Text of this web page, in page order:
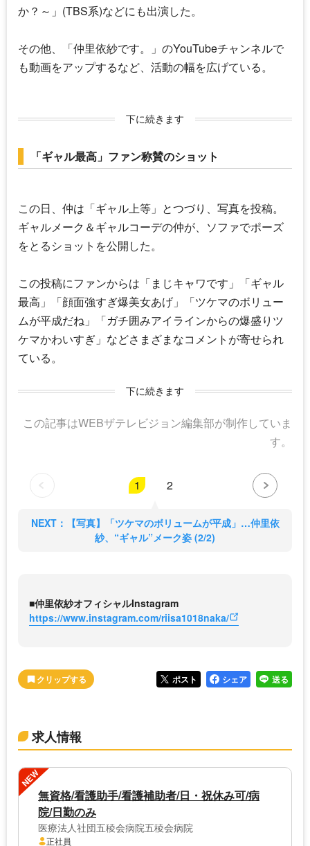
か？～」(TBS系)などにも出演した。
その他、「仲里依紗です。」のYouTubeチャンネルで
も動画をアップするなど、活動の幅を広げている。
下に続きます
「ギャル最高」ファン称賛のショット
この日、仲は「ギャル上等」とつづり、写真を投稿。
ギャルメーク＆ギャルコーデの仲が、ソファでポーズ
をとるショットを公開した。
この投稿にファンからは「まじキャワです」「ギャル
最高」「顔面強すぎ爆美女あげ」「ツケマのボリュー
ムが平成だね」「ガチ囲みアイラインからの爆盛りツ
ケマかわいすぎ」などさまざまなコメントが寄せられ
ている。
下に続きます
この記事はWEBザテレビジョン編集部が制作していま
す。
1 2
NEXT：【写真】「ツケマのボリュームが平成」…仲里依
紗、“ギャル”メーク姿 (2/2)
■仲里依紗オフィシャルInstagram
https://www.instagram.com/riisa1018naka/
ポスト シェア 送る
求人情報
NEW
無資格/看護助手/看護補助者/日・祝休み可/病
院/日勤のみ
医療法人社団五稜会病院五稜会病院
正社員